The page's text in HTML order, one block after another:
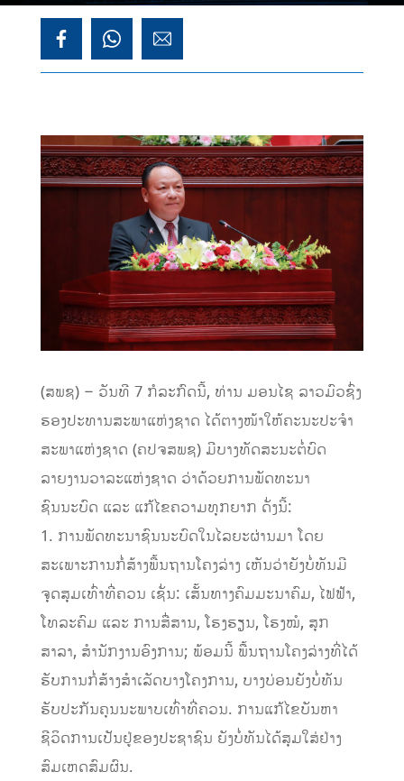
(ສພຊ) – ວັນທີ 7 ກໍລະກົດນີ້, ທ່ານ ມອນໄຊ ລາວມົວຊົ່ງ
ຮອງປະທານສະພາແຫ່ງຊາດ ໄດ້ຕາງໜ້າໃຫ້ຄະນະປະຈຳ
ສະພາແຫ່ງຊາດ (ຄປຈສພຊ) ມີບາງທັດສະນະຕໍ່ບົດ
ລາຍງານວາລະແຫ່ງຊາດ ວ່າດ້ວຍການພັດທະນາ
ຊົນນະບົດ ແລະ ແກ້ໄຂຄວາມທຸກຍາກ ດັ່ງນີ້:
1. ການພັດທະນາຊົນນະບົດໃນໄລຍະຜ່ານມາ ໂດຍ
ສະເພາະການກໍ່ສ້າງພື້ນຖານໂຄງລ່າງ ເຫັນວ່າຍັງບໍ່ທັນມີ
ຈຸດສຸມເທົ່າທີ່ຄວນ ເຊັ່ນ: ເສັ້ນທາງຄົມມະນາຄົມ, ໄຟຟ້າ,
ໂທລະຄົມ ແລະ ການສື່ສານ, ໂຮງຮຽນ, ໂຮງໝໍ, ສຸກ
ສາລາ, ສໍານັກງານອົງການ; ພ້ອມນີ້ ພື້ນຖານໂຄງລ່າງທີ່ໄດ້
ຮັບການກໍ່ສ້າງສໍາເລັດບາງໂຄງການ, ບາງບ່ອນຍັງບໍ່ທັນ
ຮັບປະກັນຄຸນນະພາບເທົ່າທີ່ຄວນ. ການແກ້ໄຂບັນຫາ
ຊີວິດການເປັນຢູ່ຂອງປະຊາຊົນ ຍັງບໍ່ທັນໄດ້ສຸມໃສ່ຢ່າງ
ສົມເຫດສົມຜົນ.